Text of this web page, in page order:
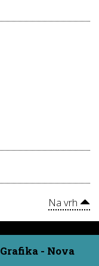
Na vrh
Grafika - Nova